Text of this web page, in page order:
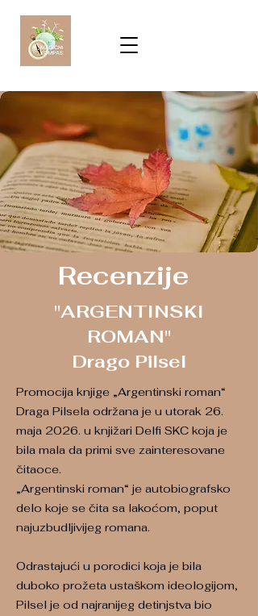
Recenzije
"ARGENTINSKI
ROMAN"
Drago Pilsel
Promocija knjige „Argentinski roman“
Draga Pilsela održana je u utorak 26.
maja 2026. u knjižari Delfi SKC koja je
bila mala da primi sve zainteresovane
čitaoce.
„Argentinski roman“ je autobiografsko
delo koje se čita sa lakoćom, poput
najuzbudljivijeg romana.
Odrastajući u porodici koja je bila
duboko prožeta ustaškom ideologijom,
Pilsel je od najranijeg detinjstva bio